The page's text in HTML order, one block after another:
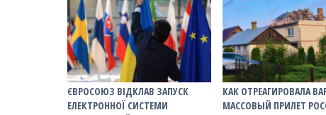
ЄВРОСОЮЗ ВІДКЛАВ ЗАПУСК
ЕЛЕКТРОННОЇ СИСТЕМИ
КАК ОТРЕАГИРОВАЛА
МАССОВЫЙ ПРИЛЕТ